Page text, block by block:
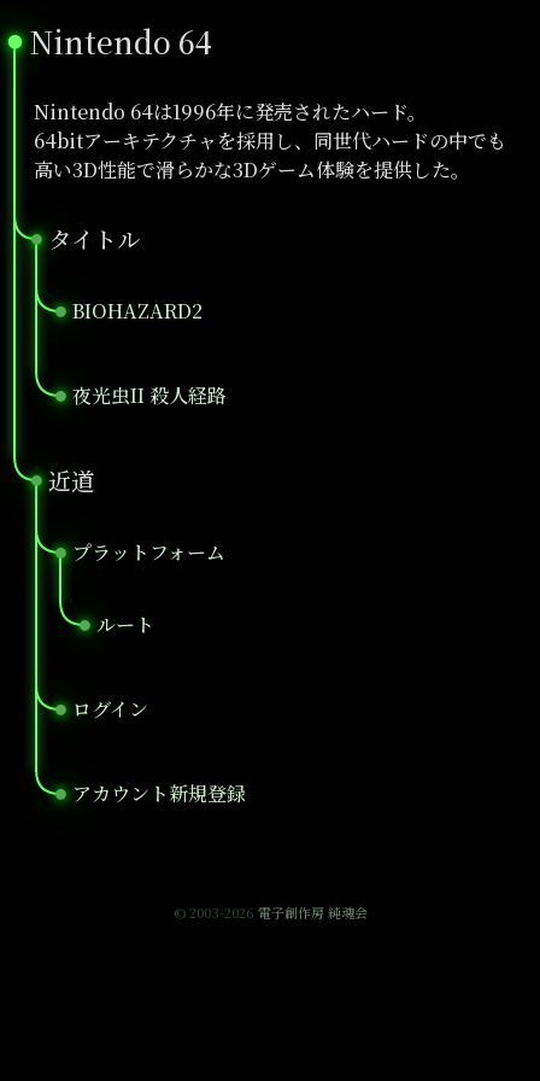
Nintendo 64
●
Nintendo 64は1996年に発売されたハード。
64bitアーキテクチャを採用し、同世代ハードの中でも
高い3D性能で滑らかな3Dゲーム体験を提供した。
タイトル
●
BIOHAZARD2
●
夜光虫II 殺人経路
●
近道
●
プラットフォーム
●
ルート
●
ログイン
●
アカウント新規登録
●
© 2003-2026 電子創作房 純魂会